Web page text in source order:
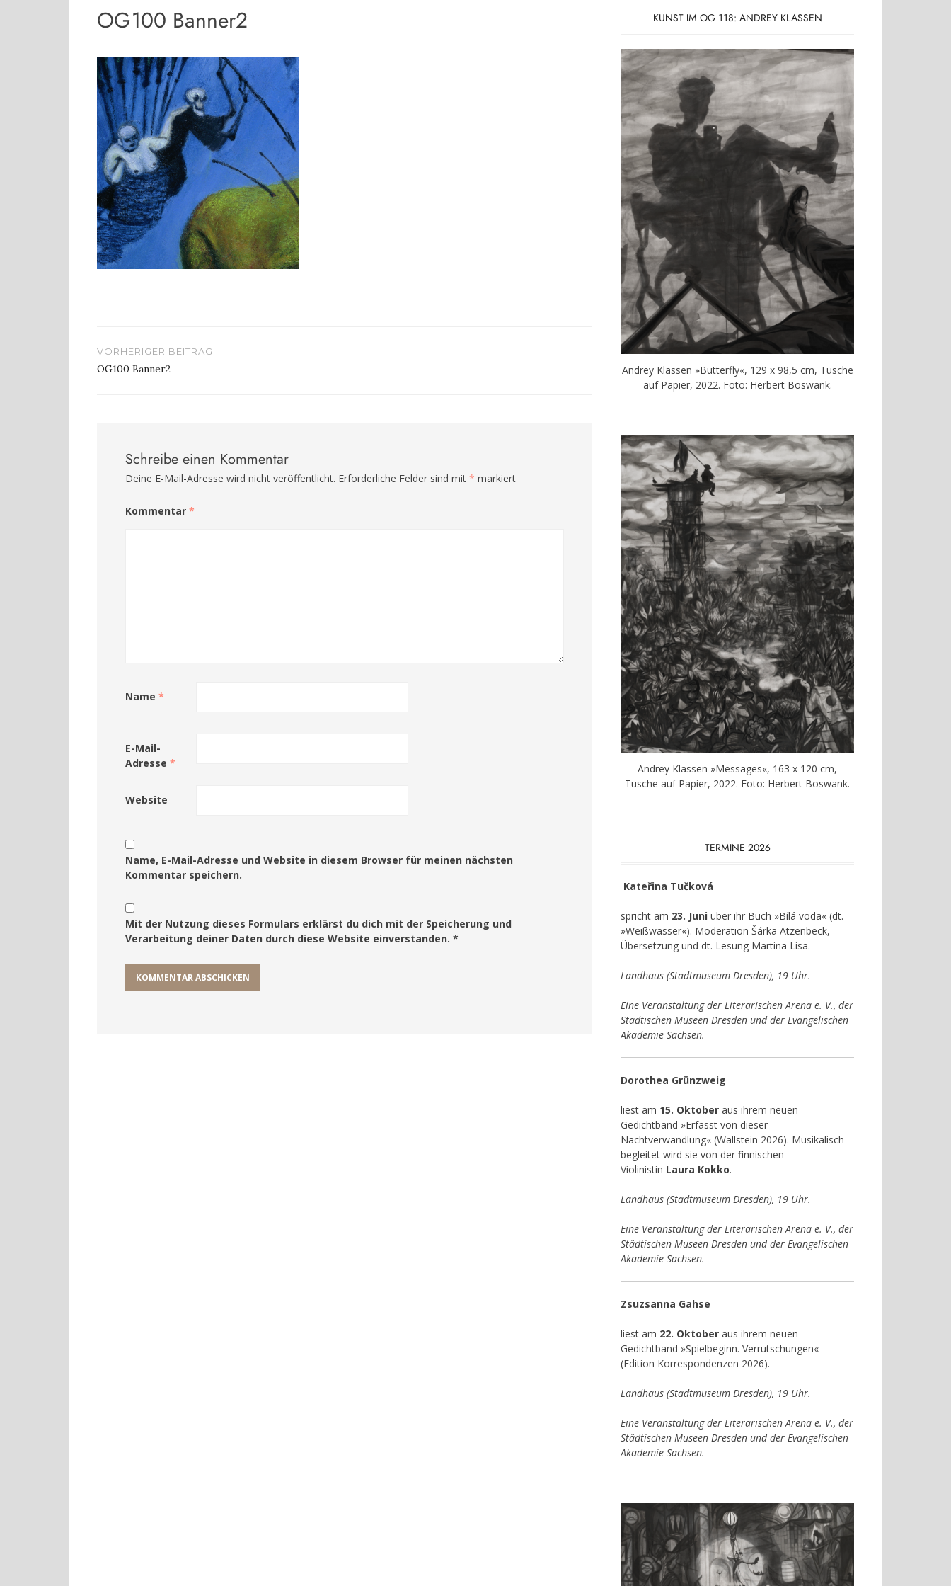
OG100 Banner2
Beitragsnavigation
VORHERIGER BEITRAG
OG100 Banner2
Schreibe einen Kommentar
Deine E-Mail-Adresse wird nicht veröffentlicht. Erforderliche Felder sind mit * markiert
Kommentar *
Name *
E-Mail-
Adresse *
Website
Name, E-Mail-Adresse und Website in diesem Browser für meinen nächsten
Kommentar speichern.
Mit der Nutzung dieses Formulars erklärst du dich mit der Speicherung und
Verarbeitung deiner Daten durch diese Website einverstanden. *
KUNST IM OG 118: ANDREY KLASSEN
Andrey Klassen »Butterfly«, 129 x 98,5 cm, Tusche
auf Papier, 2022. Foto: Herbert Boswank.
Andrey Klassen »Messages«, 163 x 120 cm,
Tusche auf Papier, 2022. Foto: Herbert Boswank.
TERMINE 2026
Kateřina Tučková
spricht am 23. Juni über ihr Buch »Bílá voda« (dt.
»Weißwasser«). Moderation Šárka Atzenbeck,
Übersetzung und dt. Lesung Martina Lisa.
Landhaus (Stadtmuseum Dresden), 19 Uhr.
Eine Veranstaltung der Literarischen Arena e. V., der
Städtischen Museen Dresden und der Evangelischen
Akademie Sachsen.
Dorothea Grünzweig
liest am 15. Oktober aus ihrem neuen
Gedichtband »Erfasst von dieser
Nachtverwandlung« (Wallstein 2026). Musikalisch
begleitet wird sie von der finnischen
Violinistin Laura Kokko.
Landhaus (Stadtmuseum Dresden), 19 Uhr.
Eine Veranstaltung der Literarischen Arena e. V., der
Städtischen Museen Dresden und der Evangelischen
Akademie Sachsen.
Zsuzsanna Gahse
liest am 22. Oktober aus ihrem neuen
Gedichtband »Spielbeginn. Verrutschungen«
(Edition Korrespondenzen 2026).
Landhaus (Stadtmuseum Dresden), 19 Uhr.
Eine Veranstaltung der Literarischen Arena e. V., der
Städtischen Museen Dresden und der Evangelischen
Akademie Sachsen.